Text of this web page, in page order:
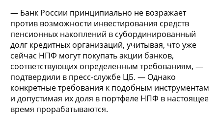
— Банк России принципиально не возражает
против возможности инвестирования средств
пенсионных накоплений в субординированный
долг кредитных организаций, учитывая, что уже
сейчас НПФ могут покупать акции банков,
соответствующих определенным требованиям, —
подтвердили в пресс-службе ЦБ. — Однако
конкретные требования к подобным инструментам
и допустимая их доля в портфеле НПФ в настоящее
время прорабатываются.